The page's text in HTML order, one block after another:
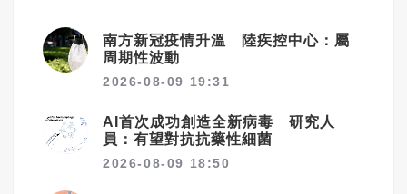
南方新冠疫情升溫 陸疾控中心：屬
周期性波動
2026-08-09 19:31
AI首次成功創造全新病毒 研究人
員：有望對抗抗藥性細菌
2026-08-09 18:50